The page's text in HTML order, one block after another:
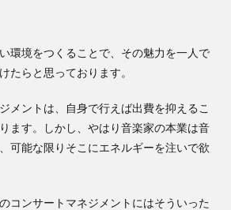
環境をつくることで、その魅力を一人で
たらと思っております。
メントは、自身で行えば出費を抑えるこ
ます。しかし、やはり音楽家の本業は音
可能な限りそこにエネルギーを注いで欲
コンサートマネジメントにはそういった